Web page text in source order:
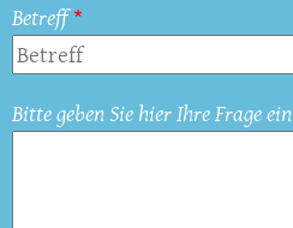
Betreff
Bitte geben Sie hier Ihre Frage ein